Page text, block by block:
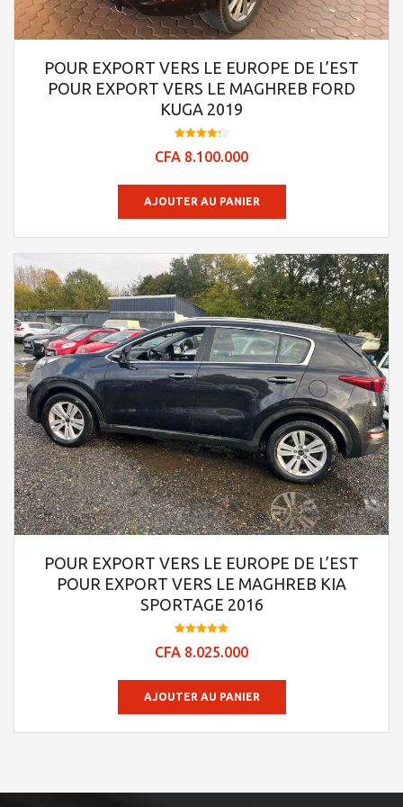
POUR EXPORT VERS LE EUROPE DE L’EST
POUR EXPORT VERS LE MAGHREB FORD
KUGA 2019
4.23
CFA 8.100.000
AJOUTER AU PANIER
POUR EXPORT VERS LE EUROPE DE L’EST
POUR EXPORT VERS LE MAGHREB KIA
SPORTAGE 2016
4.95
CFA 8.025.000
AJOUTER AU PANIER